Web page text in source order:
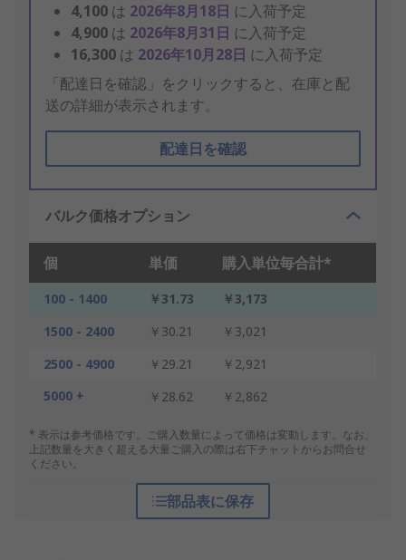
4,100 は 2026年8月18日 に入荷予定
4,900 は 2026年8月31日 に入荷予定
16,300 は 2026年10月28日 に入荷予定
「配達日を確認」をクリックすると、在庫と配
送の詳細が表示されます。
配達日を確認
バルク価格オプション
個 単価 購入単位毎合計*
100 - 1400 ￥31.73
￥3,173
1500 - 2400
￥30.21
￥3,021
2500 - 4900
￥29.21
￥2,921
5000 +
￥28.62 ￥2,862
* 表示は参考価格です。ご購入数量によって価格は変動します。なお、
上記数量を大きく超える大量ご購入の際は右下チャットからお問合せ
ください。
部品表に保存